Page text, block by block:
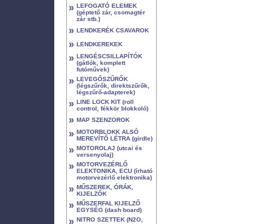
» LEFOGATÓ ELEMEK
(géptető zár, csomagtér
zár stb.)
» LENDKERÉK CSAVAROK
» LENDKEREKEK
» LENGÉSCSILLAPÍTÓK
(gátlók, komplett
futóművek)
» LEVEGŐSZŰRŐK
(légszűrők, direktszűrők,
légszűrő-adapterek)
» LINE LOCK KIT (roll
control, fékkör blokkoló)
» MAP SZENZOROK
» MOTORBLOKK ALSÓ
MEREVÍTŐ LÉTRA (girdle)
» MOTOROLAJ (utcai és
versenyolaj)
» MOTORVEZÉRLŐ
ELEKTONIKA, ECU (írható
motorvezérlő elektronika)
» MŰSZEREK, ÓRÁK,
KIJELZŐK
» MŰSZERFAL KIJELZŐ
EGYSÉG (dash board)
» NITRO SZETTEK (N2O,